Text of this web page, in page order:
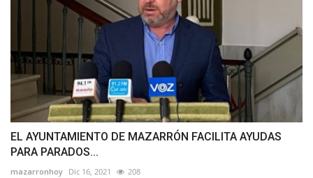
EL AYUNTAMIENTO DE MAZARRÓN FACILITA AYUDAS
PARA PARADOS...
mazarronhoy Dic 16, 2021 208